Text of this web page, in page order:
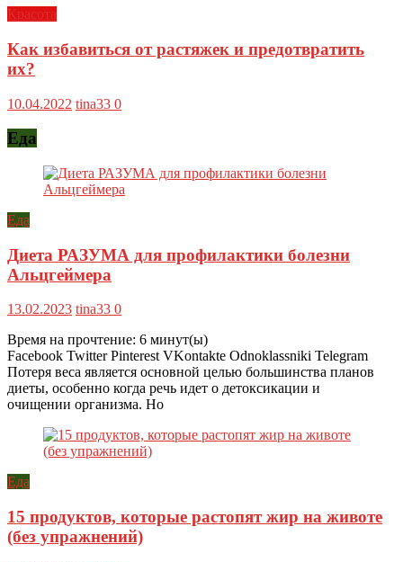
Красота
Как избавиться от растяжек и предотвратить
их?
10.04.2022 tina33 0
Еда
Еда
Диета РАЗУМА для профилактики болезни
Альцгеймера
13.02.2023 tina33 0
Время на прочтение: 6 минут(ы)
Facebook Twitter Pinterest VKontakte Odnoklassniki Telegram
Потеря веса является основной целью большинства планов
диеты, особенно когда речь идет о детоксикации и
очищении организма. Но
Еда
15 продуктов, которые растопят жир на животе
(без упражнений)